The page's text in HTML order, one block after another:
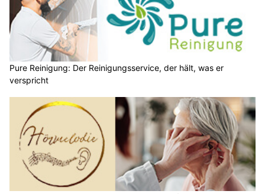
Pure Reinigung: Der Reinigungsservice, der hält, was er
verspricht